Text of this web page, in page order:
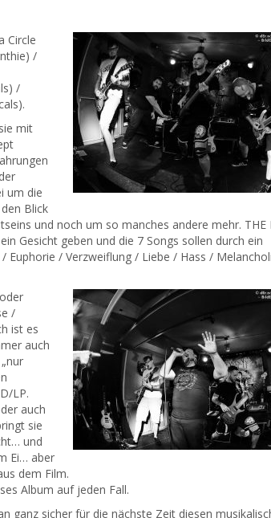
Circle
/
/
mit
um die
Blick
und noch um so manches andere mehr. THE
Gesicht geben und die 7 Songs sollen durch ein
Euphorie / Verzweiflung / Liebe / Hass /
/
ist es
auch
LP.
auch
sie
und
Ei… aber
dem Film.
Album auf jeden Fall.
ganz sicher für die nächste Zeit diesen